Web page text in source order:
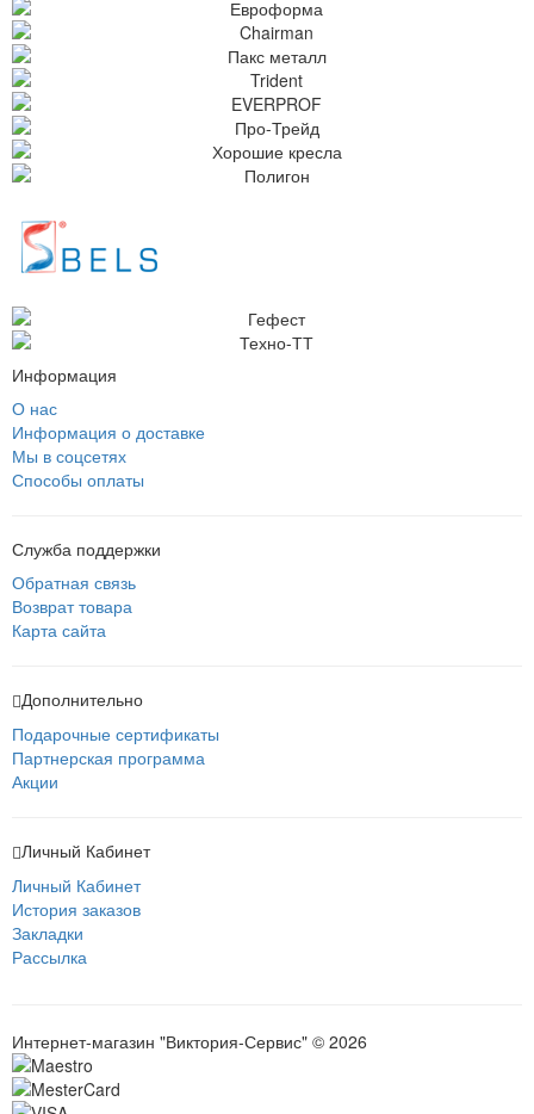
Информация
О нас
Информация о доставке
Мы в соцсетях
Способы оплаты
Служба поддержки
Обратная связь
Возврат товара
Карта сайта
Дополнительно
Подарочные сертификаты
Партнерская программа
Акции
Личный Кабинет
Личный Кабинет
История заказов
Закладки
Рассылка
Интернет-магазин "Виктория-Сервис" © 2026